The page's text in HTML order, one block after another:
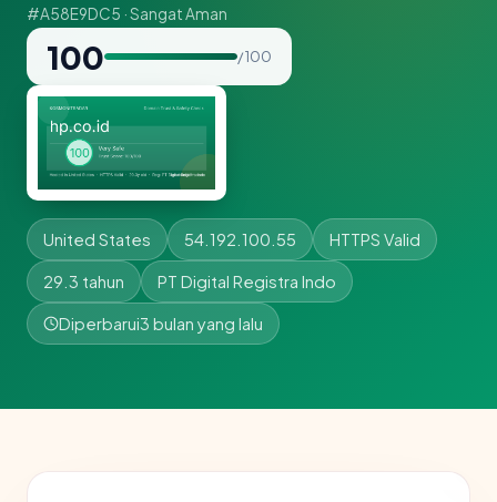
#A58E9DC5 · Sangat Aman
100 / 100
United States 54.192.100.55 HTTPS Valid
29.3 tahun PT Digital Registra Indo
Diperbarui3 bulan yang lalu